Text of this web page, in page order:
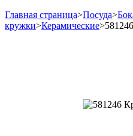
Главная страница>Посуда>
кружки>Керамические>